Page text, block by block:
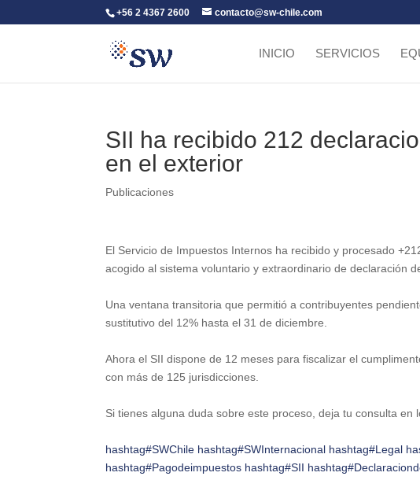
+56 2 4367 2600 contacto@sw-chile.com
INICIO SERVICIOS
SII ha recibido 212
en el exterior
Publicaciones
El Servicio de Impuestos Internos ha recibido y procesado
acogido al sistema voluntario y extraordinario de declaración
Una ventana transitoria que permitió a contribuyentes
sustitutivo del 12% hasta el 31 de diciembre.
Ahora el SII dispone de 12 meses para fiscalizar el
con más de 125 jurisdicciones.
Si tienes alguna duda sobre este proceso, deja tu consulta en
hashtag#SWChile hashtag#SWInternacional hashtag#Legal
hashtag#Pagodeimpuestos hashtag#SII